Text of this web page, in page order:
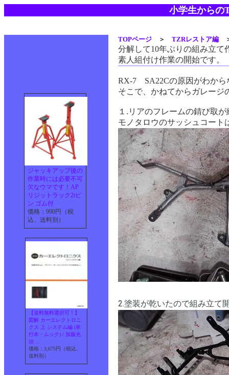
小学生から
TOPページ ＞ TZRレストア編
分解して10年ぶりの組み立て
素人組付け作業の開始です。
ジャッキアップ後の
作業時には必要不可
欠なウマです！AP
リジットラック2tピ
ン ゴム付
価格：990円（税
込、送料別）
【送料無料選択可！】
図解 カーエレクトロニ
クス 上 システム編 (単
行本・ムック) / 加藤光
治 ...
価格：3,675円（税込、
送料別）
RX-7 SA22Cの原因がわから
そこで、かねてからガレージ
１.リアのフレームの錆び取
モノタロウのサッシュコート
2.塗装が乾いたので組み立て